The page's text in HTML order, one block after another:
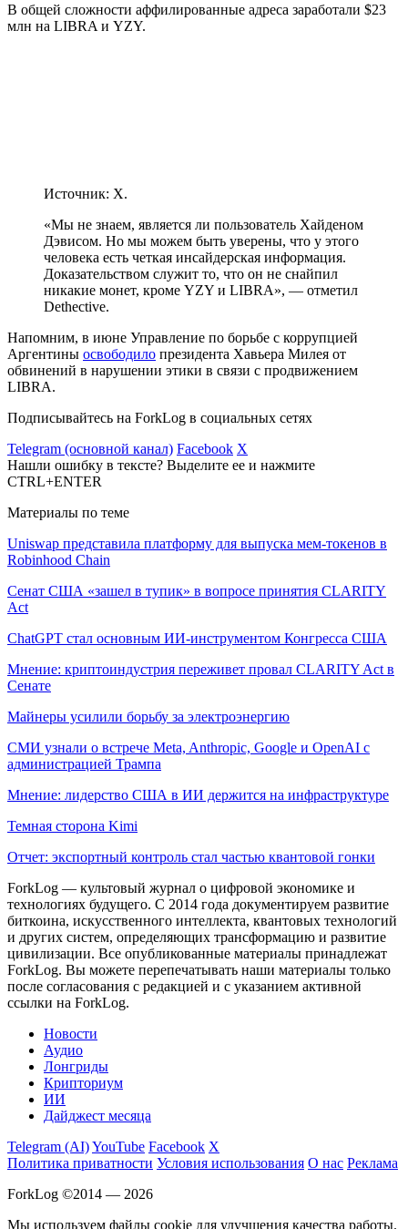
В общей сложности аффилированные адреса заработали $23
млн на LIBRA и YZY.
Источник: X.
«Мы не знаем, является ли пользователь Хайденом
Дэвисом. Но мы можем быть уверены, что у этого
человека есть четкая инсайдерская информация.
Доказательством служит то, что он не снайпил
никакие монет, кроме YZY и LIBRA», — отметил
Dethective.
Напомним, в июне Управление по борьбе с коррупцией
Аргентины освободило президента Хавьера Милея от
обвинений в нарушении этики в связи с продвижением
LIBRA.
Подписывайтесь на ForkLog в социальных сетях
Telegram (основной канал) Facebook X
Нашли ошибку в тексте? Выделите ее и нажмите
CTRL+ENTER
Материалы по теме
Uniswap представила платформу для выпуска мем-токенов в
Robinhood Chain
Сенат США «зашел в тупик» в вопросе принятия CLARITY
Act
ChatGPT стал основным ИИ-инструментом Конгресса США
Мнение: криптоиндустрия переживет провал CLARITY Act в
Сенате
Майнеры усилили борьбу за электроэнергию
СМИ узнали о встрече Meta, Anthropic, Google и OpenAI с
администрацией Трампа
Мнение: лидерство США в ИИ держится на инфраструктуре
Темная сторона Kimi
Отчет: экспортный контроль стал частью квантовой гонки
ForkLog — культовый журнал о цифровой экономике и
технологиях будущего. С 2014 года документируем развитие
биткоина, искусственного интеллекта, квантовых технологий
и других систем, определяющих трансформацию и развитие
цивилизации. Все опубликованные материалы принадлежат
ForkLog. Вы можете перепечатывать наши материалы только
после согласования с редакцией и с указанием активной
ссылки на ForkLog.
Новости
Аудио
Лонгриды
Крипториум
ИИ
Дайджест месяца
Telegram (AI)YouTube Facebook X
Политика приватности Условия использования О нас Реклама
ForkLog ©2014 — 2026
Мы используем файлы cookie для улучшения качества работы.